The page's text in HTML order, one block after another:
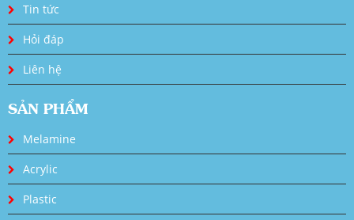
Tin tức
Hỏi đáp
Liên hệ
SẢN PHẨM
Melamine
Acrylic
Plastic